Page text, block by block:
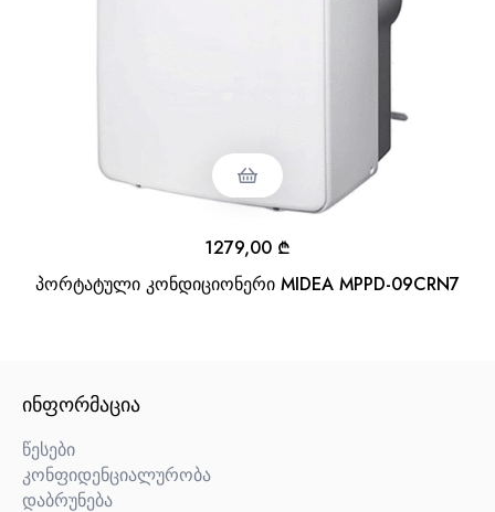
პორტატული კონდიციონერი MIDEA MPPD-09CRN7
1279,00 ₾
ᲘᲜᲤᲝᲠᲛᲐᲪᲘᲐ
წესები
კონფიდენციალურობა
დაბრუნება